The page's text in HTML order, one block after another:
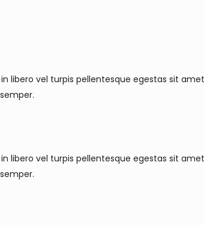
libero vel turpis pellentesque egestas sit
libero vel turpis pellentesque egestas sit